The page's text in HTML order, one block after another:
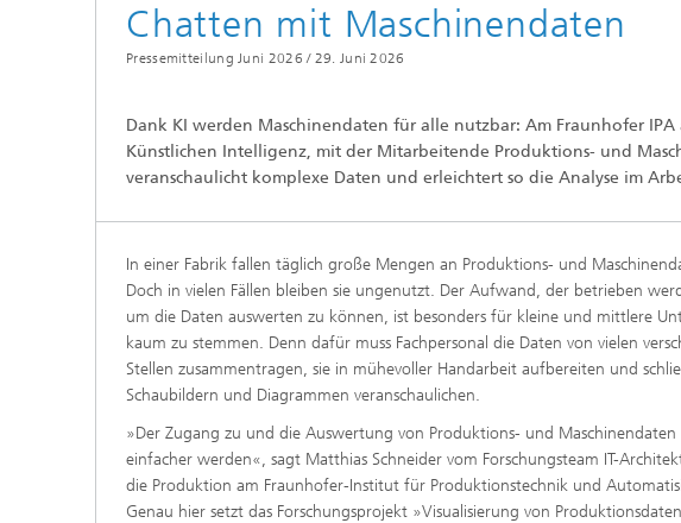
Chatten mit Maschinendaten
Pressemitteilung Juni 2026 / 29. Juni 2026
Dank KI werden Maschinendaten für alle nutzbar: Am Fraunhofer
Künstlichen Intelligenz, mit der Mitarbeitende Produktions- und
veranschaulicht komplexe Daten und erleichtert so die Analyse im
In einer Fabrik fallen täglich große Mengen an Produktions- und
Doch in vielen Fällen bleiben sie ungenutzt. Der Aufwand, der betrieben
um die Daten auswerten zu können, ist besonders für kleine und mittlere
kaum zu stemmen. Denn dafür muss Fachpersonal die Daten von vielen
Stellen zusammentragen, sie in mühevoller Handarbeit aufbereiten und
Schaubildern und Diagrammen veranschaulichen.
»Der Zugang zu und die Auswertung von Produktions- und Maschinendaten
einfacher werden«, sagt Matthias Schneider vom Forschungsteam IT-
die Produktion am Fraunhofer-Institut für Produktionstechnik und
Genau hier setzt das Forschungsprojekt »Visualisierung von